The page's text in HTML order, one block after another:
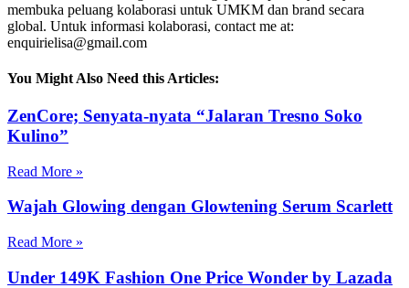
membuka peluang kolaborasi untuk UMKM dan brand secara
global. Untuk informasi kolaborasi, contact me at:
enquirielisa@gmail.com
You Might Also Need this Articles:
ZenCore; Senyata-nyata “Jalaran Tresno Soko
Kulino”
Read More »
Wajah Glowing dengan Glowtening Serum Scarlett
Read More »
Under 149K Fashion One Price Wonder by Lazada